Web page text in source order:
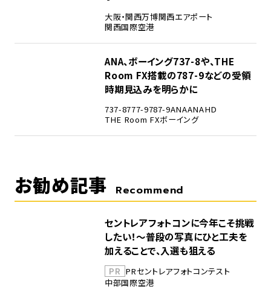
大阪・関西万博関西エアポート
関西国際空港
ANA、ボーイング737-8や、THE
Room FX搭載の787-9などの受領
時期見込みを明らかに
737-8777-9787-9ANAANAHD
THE Room FXボーイング
お勧め記事 Recommend
セントレアフォトコンに今年こそ挑戦
したい！～普段の写真にひと工夫を
加えることで、入選も狙える
PR PRセントレアフォトコンテスト
中部国際空港